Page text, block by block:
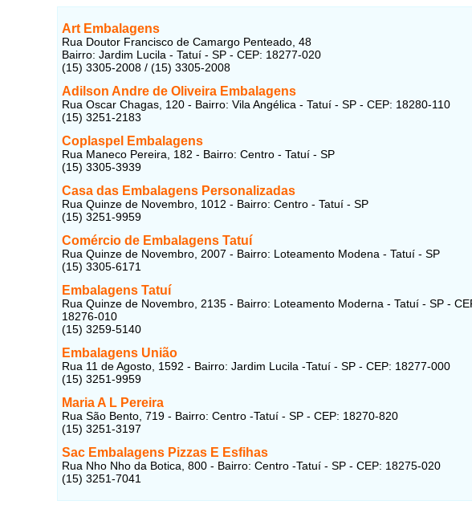
Art Embalagens
Rua Doutor Francisco de Camargo Penteado, 48
Bairro: Jardim Lucila - Tatuí - SP - CEP: 18277-020
(15) 3305-2008 / (15) 3305-2008
Adilson Andre de Oliveira Embalagens
Rua Oscar Chagas, 120 - Bairro: Vila Angélica - Tatuí - SP - CEP: 18280-110
(15) 3251-2183
Coplaspel Embalagens
Rua Maneco Pereira, 182 - Bairro: Centro - Tatuí - SP
(15) 3305-3939
Casa das Embalagens Personalizadas
Rua Quinze de Novembro, 1012 - Bairro: Centro - Tatuí - SP
(15) 3251-9959
Comércio de Embalagens Tatuí
Rua Quinze de Novembro, 2007 - Bairro: Loteamento Modena - Tatuí - SP
(15) 3305-6171
Embalagens Tatuí
Rua Quinze de Novembro, 2135 - Bairro: Loteamento Moderna - Tatuí - SP -
18276-010
(15) 3259-5140
Embalagens União
Rua 11 de Agosto, 1592 - Bairro: Jardim Lucila -Tatuí - SP - CEP: 18277-000
(15) 3251-9959
Maria A L Pereira
Rua São Bento, 719 - Bairro: Centro -Tatuí - SP - CEP: 18270-820
(15) 3251-3197
Sac Embalagens Pizzas E Esfihas
Rua Nho Nho da Botica, 800 - Bairro: Centro -Tatuí - SP - CEP: 18275-020
(15) 3251-7041